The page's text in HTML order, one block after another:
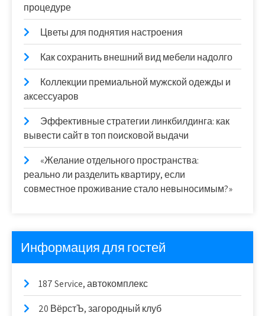
процедуре
Цветы для поднятия настроения
Как сохранить внешний вид мебели надолго
Коллекции премиальной мужской одежды и
аксессуаров
Эффективные стратегии линкбилдинга: как
вывести сайт в топ поисковой выдачи
«Желание отдельного пространства:
реально ли разделить квартиру, если
совместное проживание стало невыносимым?»
Информация для гостей
187 Service, автокомплекс
20 ВёрстЪ, загородный клуб